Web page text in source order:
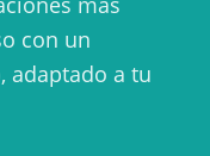
con un
adaptado a tu